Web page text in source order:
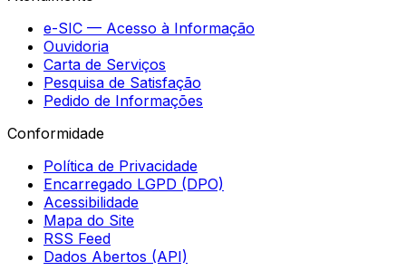
e-SIC — Acesso à Informação
Ouvidoria
Carta de Serviços
Pesquisa de Satisfação
Pedido de Informações
Conformidade
Política de Privacidade
Encarregado LGPD (DPO)
Acessibilidade
Mapa do Site
RSS Feed
Dados Abertos (API)